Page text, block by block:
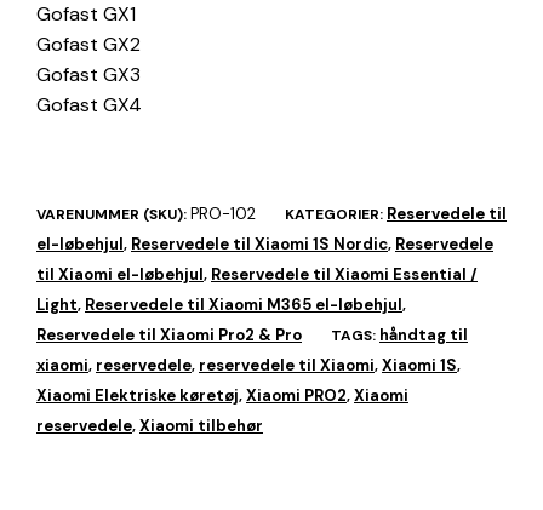
Gofast GX1
Gofast GX2
Gofast GX3
Gofast GX4
VARENUMMER (SKU):PRO-102 KATEGORIER: Reservedele til
el-løbehjul, Reservedele til Xiaomi 1S Nordic, Reservedele
til Xiaomi el-løbehjul, Reservedele til Xiaomi Essential /
Light, Reservedele til Xiaomi M365 el-løbehjul,
Reservedele til Xiaomi Pro2 & Pro TAGS: håndtag til
xiaomi, reservedele, reservedele til Xiaomi,Xiaomi 1S,
Xiaomi Elektriske køretøj,Xiaomi PRO2,Xiaomi
reservedele,Xiaomi tilbehør